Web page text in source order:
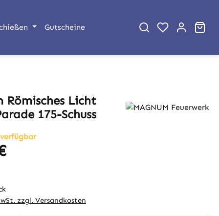
Gutscheine
Römisches Licht
175-Schuss
zzgl. Versandkosten